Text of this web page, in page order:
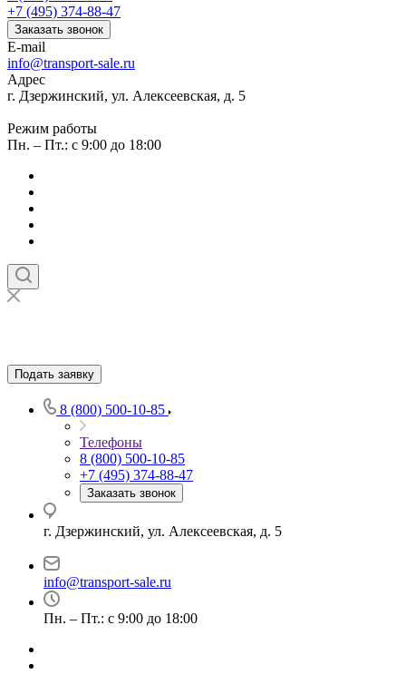
+7 (495) 374-88-47
Заказать звонок
E-mail
info@transport-sale.ru
Адрес
г. Дзержинский, ул. Алексеевская, д. 5
Режим работы
Пн. – Пт.: с 9:00 до 18:00
Подать заявку
8 (800) 500-10-85
Телефоны
8 (800) 500-10-85
+7 (495) 374-88-47
Заказать звонок
г. Дзержинский, ул. Алексеевская, д. 5
info@transport-sale.ru
Пн. – Пт.: с 9:00 до 18:00